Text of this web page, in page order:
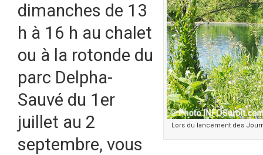
Lors du lancement des
dimanches de 13
h à 16 h au chalet
ou à la rotonde du
parc Delpha-
Sauvé du 1er
juillet au 2
septembre, vous